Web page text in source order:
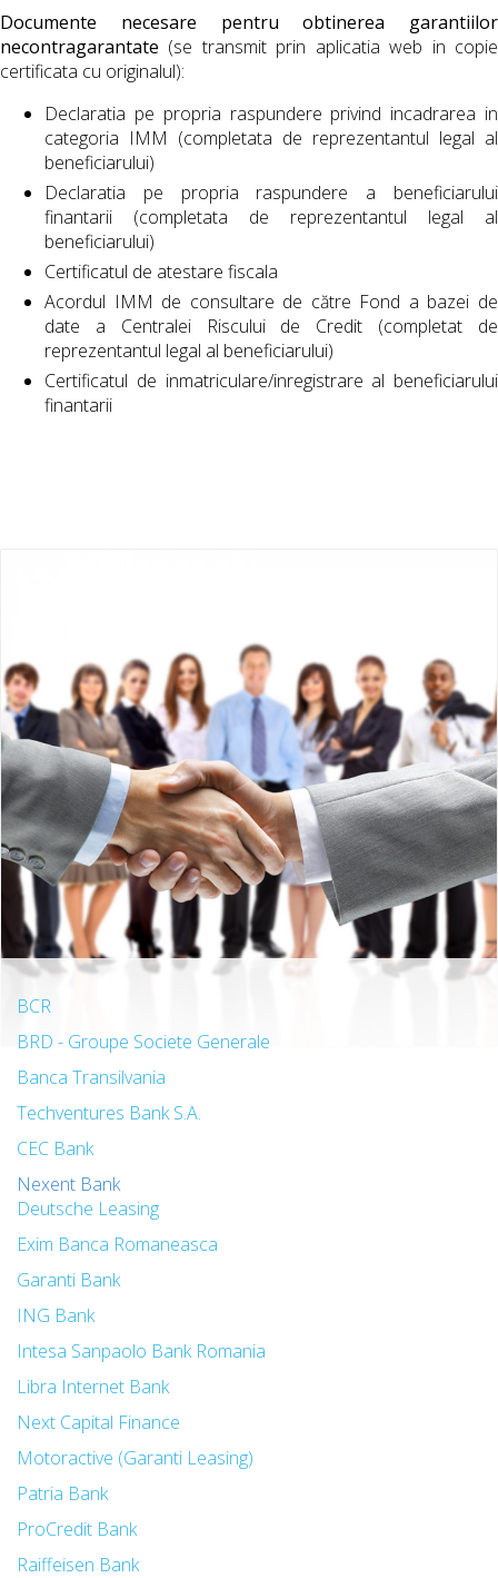
Documente necesare pentru obtinerea garantiilor
necontragarantate (se transmit prin aplicatia web in copie
certificata cu originalul):
Declaratia pe propria raspundere privind incadrarea in
categoria IMM (completata de reprezentantul legal al
beneficiarului)
Declaratia pe propria raspundere a beneficiarului
finantarii (completata de reprezentantul legal al
beneficiarului)
Certificatul de atestare fiscala
Acordul IMM de consultare de către Fond a bazei de
date a Centralei Riscului de Credit (completat de
reprezentantul legal al beneficiarului)
Certificatul de inmatriculare/inregistrare al beneficiarului
finantarii
BCR
BRD - Groupe Societe Generale
Banca Transilvania
Techventures Bank S.A.
CEC Bank
Nexent Bank
Deutsche Leasing
Exim Banca Romaneasca
Garanti Bank
ING Bank
Intesa Sanpaolo Bank Romania
Libra Internet Bank
Next Capital Finance
Motoractive (Garanti Leasing)
Patria Bank
ProCredit Bank
Raiffeisen Bank